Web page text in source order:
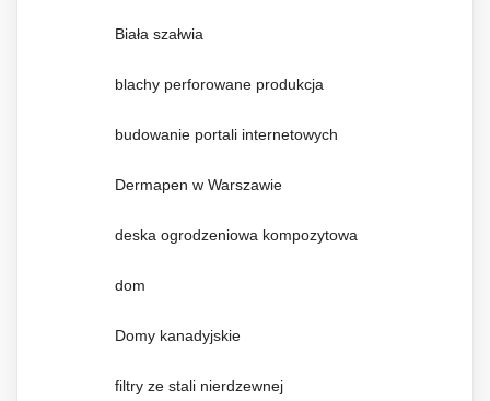
Biała szałwia
blachy perforowane produkcja
budowanie portali internetowych
Dermapen w Warszawie
deska ogrodzeniowa kompozytowa
dom
Domy kanadyjskie
filtry ze stali nierdzewnej